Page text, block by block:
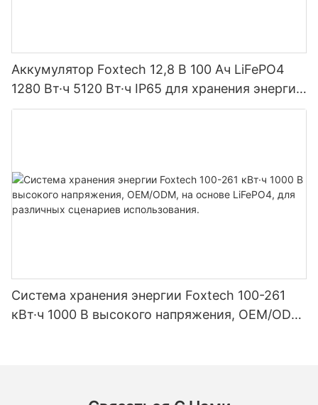
Аккумулятор Foxtech 12,8 В 100 Ач LiFePO4
1280 Вт·ч 5120 Вт·ч IP65 для хранения энергии
и солнечных домашних систем
Система хранения энергии Foxtech 100-261
кВт·ч 1000 В высокого напряжения, OEM/ODM,